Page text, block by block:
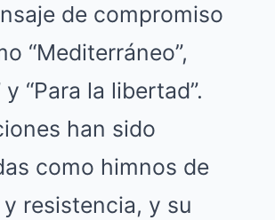
de compromiso
“Mediterráneo”,
y “Para la libertad”.
han sido
como himnos de
resistencia, y su